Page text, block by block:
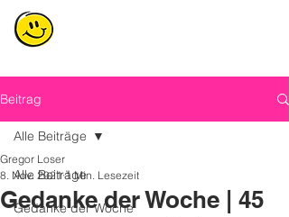
Beitrag
Alle Beiträge
Gedanke der Woche
Alle Beiträge
Gedanke der Woche | 45
Gregor Loser
8. Nov. 2021 1 Min. Lesezeit